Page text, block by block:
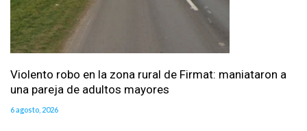
Violento robo en la zona rural de Firmat: maniataron a
una pareja de adultos mayores
6 agosto, 2026